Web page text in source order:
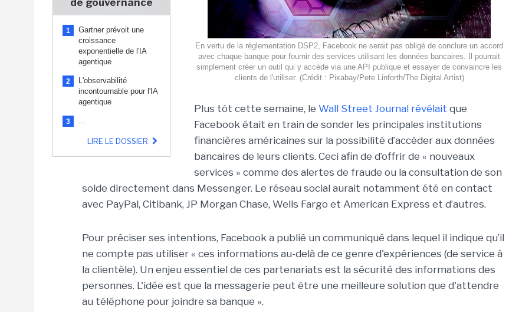
de gouvernance
1
Gartner prévoit une
croissance
exponentielle de l'IA
agentique
2
L'observabilité
incontournable pour l'IA
agentique
3 ...
LIRE LE DOSSIER
En vertu de la réglementation DSP2, Facebook ne serait pas obligé de conclure un accord
avec chaque banque pour fournir des services utilisant les données bancaires. Il pourrait
simplement créer un outil qui y accède via une API publique et essayer de convaincre les
clients de l'utiliser. (Crédit : Pixabay/Pete Linforth/The Digital Artist)
Plus tôt cette semaine, le Wall Street Journal révélait que
Facebook était en train de sonder les principales institutions
financières américaines sur la possibilité d’accéder aux données
bancaires de leurs clients. Ceci afin de d’offrir de « nouveaux
services » comme des alertes de fraude ou la consultation de son
solde directement dans Messenger. Le réseau social aurait notamment été en contact
avec PayPal, Citibank, JP Morgan Chase, Wells Fargo et American Express et d’autres.
Pour préciser ses intentions, Facebook a publié un communiqué dans lequel il indique qu’il
ne compte pas utiliser « ces informations au-delà de ce genre d'expériences (de service à
la clientèle). Un enjeu essentiel de ces partenariats est la sécurité des informations des
personnes. L'idée est que la messagerie peut être une meilleure solution que d'attendre
au téléphone pour joindre sa banque ».